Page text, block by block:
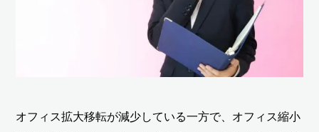
オフィス拡大移転が減少している一方で、オフィス縮小